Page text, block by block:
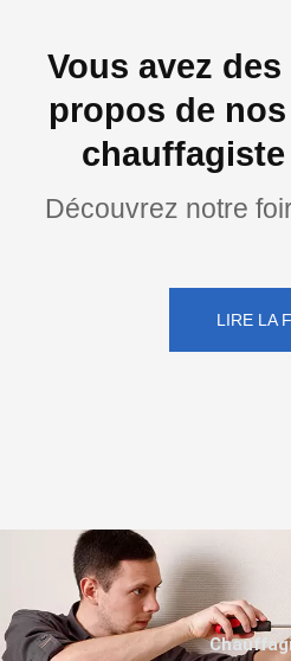
Vous avez
propos de
Découvrez notre
LIRE LA